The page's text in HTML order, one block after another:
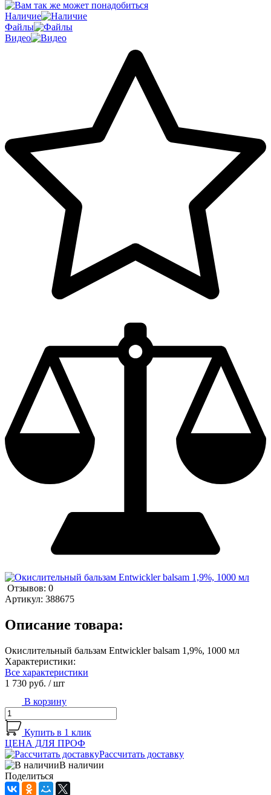
Наличие
Файлы
Видео
Отзывов: 0
Артикул: 388675
Описание товара:
Окислительный бальзам Entwickler balsam 1,9%, 1000 мл
Характеристики:
Все характеристики
1 730 руб. / шт
В корзину
Купить в 1 клик
ЦЕНА ДЛЯ ПРОФ
Рассчитать доставку
В наличии
Поделиться